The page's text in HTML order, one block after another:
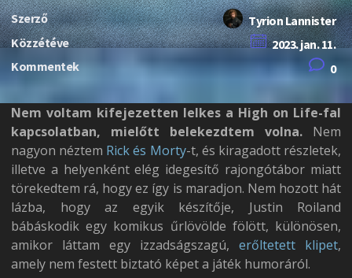
Szerző
Tyrion Lannister
Közzétéve
2023. jan. 11.
Kommentek
0
Nem voltam kifejezetten lelkes a High on Life-fal
kapcsolatban, mielőtt belekezdtem volna. Nem
nagyon néztem Rick és Morty-t, és kiragadott részletek,
illetve a helyenként elég idegesítő rajongótábor miatt
törekedtem rá, hogy ez így is maradjon. Nem hozott hát
lázba, hogy az egyik készítője, Justin Roiland
bábáskodik egy komikus űrlövölde fölött, különösen,
amikor láttam egy izzadságszagú, erőltetett klipet,
amely nem festett biztató képet a játék humoráról.